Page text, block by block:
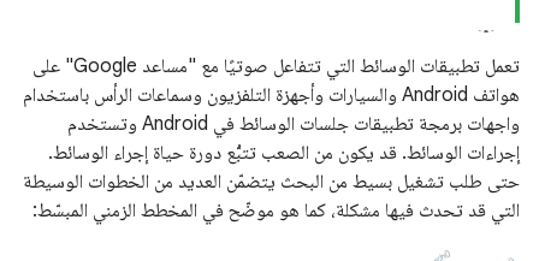
تعمل تطبيقات الوسائط التي تتفاعل صوتيًا مع "مساعد Google" على
هواتف Android والسيارات وأجهزة التلفزيون وسماعات الرأس باستخدام
واجهات برمجة تطبيقات جلسات الوسائط في Android وتستخدم
إجراءات الوسائط. قد يكون من الصعب تتبُّع دورة حياة إجراء الوسائط.
حتى طلب تشغيل بسيط من البحث يتضمّن العديد من الخطوات الوسيطة
التي قد تحدث فيها مشكلة، كما هو موضّح في المخطط الزمني المبسّط: